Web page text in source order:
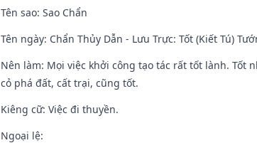
Tên sao: Sao Chẩn
Tên ngày: Chẩn Thủy Dẫn - Lưu Trực: Tốt (Kiết Tú)
Nên làm: Mọi việc khởi công tạo tác rất tốt lành. Tốt
cỏ phá đất, cất trại, cũng tốt.
Kiêng cữ: Việc đi thuyền.
Ngoại lệ: